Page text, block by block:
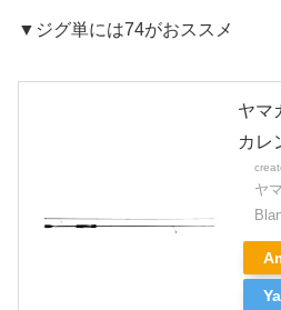
▼ジグ単には74がおススメ
ヤマ
カレ
ヤ